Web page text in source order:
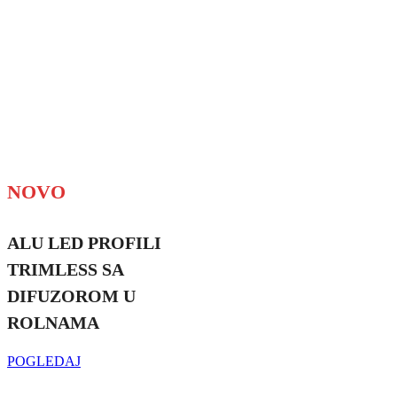
NOVO
ALU LED PROFILI
TRIMLESS SA
DIFUZOROM U
ROLNAMA
POGLEDAJ